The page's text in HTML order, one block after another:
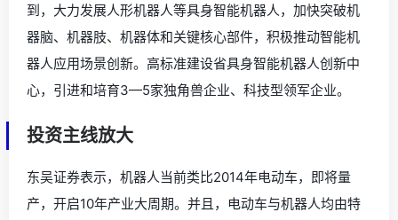
到，大力发展人形机器人等具身智能机器人，加快突破机
器脑、机器肢、机器体和关键核心部件，积极推动智能机
器人应用场景创新。高标准建设省具身智能机器人创新中
心，引进和培育3—5家独角兽企业、科技型领军企业。
投资主线放大
东吴证券表示，机器人当前类比2014年电动车，即将量
产，开启10年产业大周期。并且，电动车与机器人均由特